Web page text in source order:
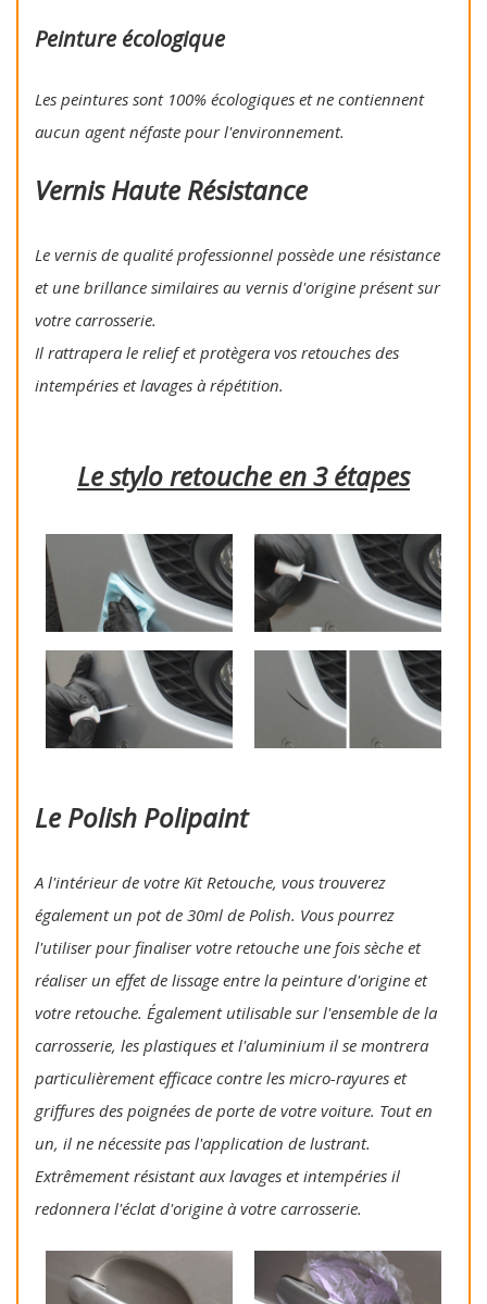
Peinture écologique
Les peintures sont 100% écologiques et ne contiennent
aucun agent néfaste pour l'environnement.
Vernis Haute Résistance
Le vernis de qualité professionnel possède une résistance
et une brillance similaires au vernis d'origine présent sur
votre carrosserie.
Il rattrapera le relief et protègera vos retouches des
intempéries et lavages à répétition.
Le stylo retouche en 3 étapes
Le Polish Polipaint
A l'intérieur de votre Kit Retouche, vous trouverez
également un pot de 30ml de Polish. Vous pourrez
l'utiliser pour finaliser votre retouche une fois sèche et
réaliser un effet de lissage entre la peinture d'origine et
votre retouche. Également utilisable sur l'ensemble de la
carrosserie, les plastiques et l'aluminium il se montrera
particulièrement efficace contre les micro-rayures et
griffures des poignées de porte de votre voiture. Tout en
un, il ne nécessite pas l'application de lustrant.
Extrêmement résistant aux lavages et intempéries il
redonnera l'éclat d'origine à votre carrosserie.